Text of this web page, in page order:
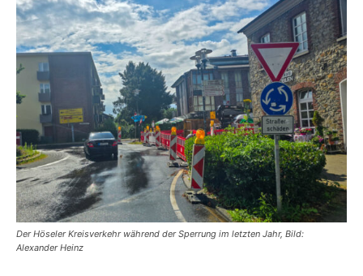
Der Höseler Kreisverkehr während der Sperrung im letzten Jahr, Bild:
Alexander Heinz